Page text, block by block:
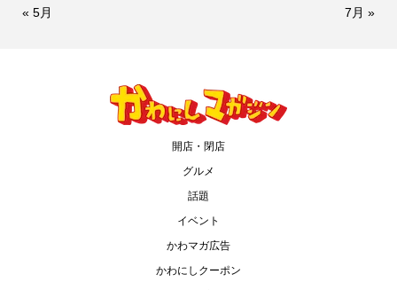
« 5月 7月 »
開店・閉店
グルメ
話題
イベント
かわマガ広告
かわにしクーポン